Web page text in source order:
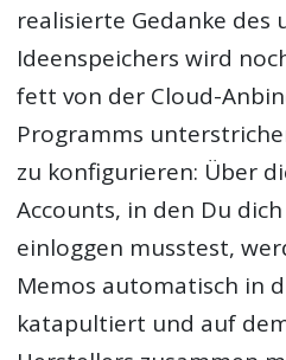
realisierte Gedanke des
Ideenspeichers wird
fett von der Cloud-
Programms
zu konfigurieren: Über
Accounts, in den Du
einloggen musstest,
Memos automatisch in
katapultiert und auf